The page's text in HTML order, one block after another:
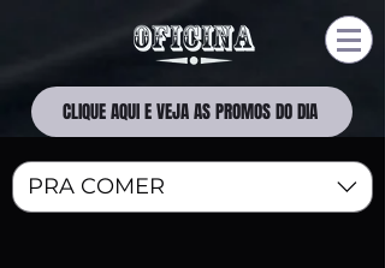
CLIQUE AQUI E VEJA AS PROMOS DO DIA
PRA COMER